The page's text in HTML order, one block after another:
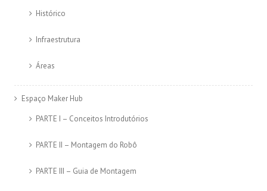
Histórico
Infraestrutura
Áreas
Espaço Maker Hub
PARTE I – Conceitos Introdutórios
PARTE II – Montagem do Robô
PARTE III – Guia de Montagem